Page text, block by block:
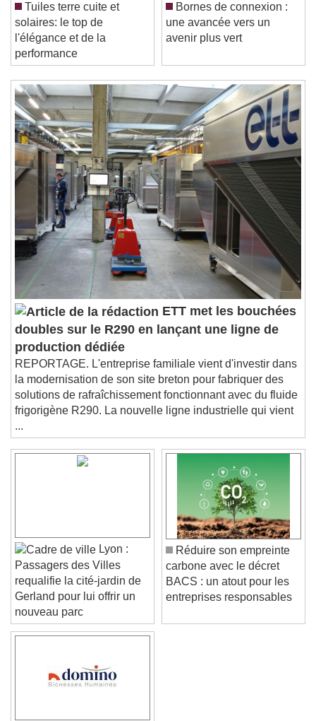
Play
Skip Backward
Skip Forward
Unmute
Current Time
/
Duration-:-
Loaded:0%
Stream TypeLIVE
Seek to live, currently behind liveLIVE
Remaining Time-0:00
1x
Playback Rate
Chapters
Chapters
Descriptions
descriptions off
, selected
subtitles settings
, opens subtitles
settings dialog
subtitles off, selected
Audio Track
This is a modal window.
Beginning of dialog window. Escape will cancel
and close the window.
Caption Area Background
Color
Font Size
Text Edge Style
Font Family
Tuiles terre cuite et
solaires: le top de
l'élégance et de la
performance
Bornes de connexion :
une avancée vers un
ETT met les bouchées
doubles sur le R290 en lançant une ligne de
production dédiée
REPORTAGE. L'entreprise familiale vient d'investir dans
la modernisation de son site breton pour fabriquer des
solutions de rafraîchissement fonctionnant avec du fluide
...
Lyon :
Passagers des Villes
requalifie la cité-jardin de
Gerland pour lui offrir un
nouveau parc
Réduire son empreinte
carbone avec le décret
BACS : un atout pour les